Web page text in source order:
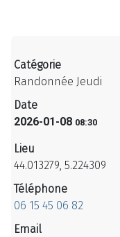
Catégorie
Randonnée Jeudi
Date
2026-01-08 08:30
Lieu
44.013279, 5.224309
Téléphone
06 15 45 06 82
Email